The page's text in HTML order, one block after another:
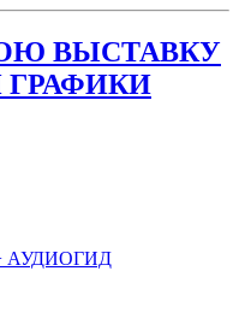
ВЫСТАВКУ
ГРАФИКИ
АУДИОГИД